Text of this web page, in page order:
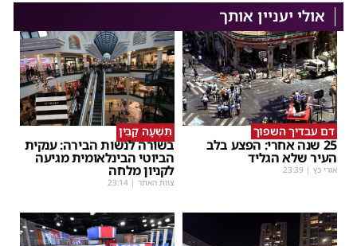
אולי יעניין אותך
דם עבדיך השפוך
25 שנה אחרי: הפצע בלב
העיר שלא הגליד
אורי כץ |
23:39
תִּשְׁעָה קַבִּין
בשורה לנשות הבירה: ענקית
הביוטי הבינלאומית מגיעה
לקניון מלחה
צוות האתר |
23:14